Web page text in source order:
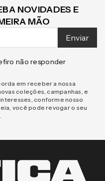
NOVIDADES E
MÃO
Enviar
não responder
em receber a nossa
coleções, campanhas, e
conforme nosso
você pode revogar o seu